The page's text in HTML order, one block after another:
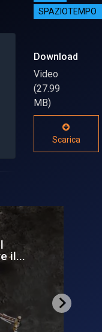
SPAZIOTEMPO
Download
Video
(27.99
MB)
Scarica
il...